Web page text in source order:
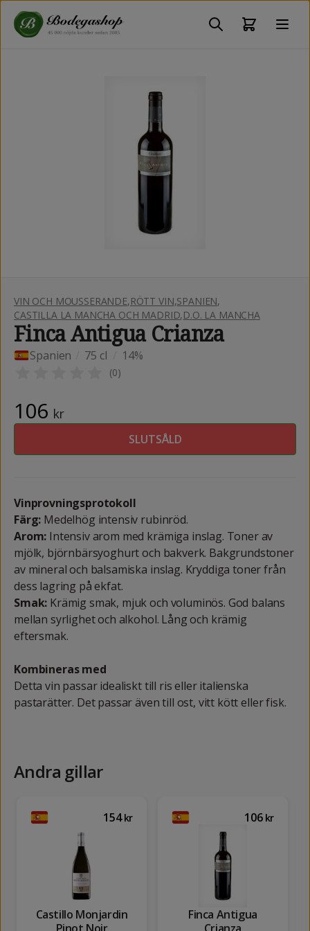
VIN OCH MOUSSERANDE,RÖTT VIN,SPANIEN,
CASTILLA LA MANCHA OCH MADRID,D.O. LA MANCHA
Finca Antigua Crianza
Spanien 75 cl 14%
(0)
106 kr
SLUTSÅLD
Vinprovningsprotokoll
Färg: Medelhög intensiv rubinröd.
Arom: Intensiv arom med krämiga inslag. Toner av
mjölk, björnbärsyoghurt och bakverk. Bakgrundstoner
av mineral och balsamiska inslag. Kryddiga toner från
dess lagring på ekfat.
Smak: Krämig smak, mjuk och voluminös. God balans
mellan syrlighet och alkohol. Lång och krämig
eftersmak.
Kombineras med
Detta vin passar idealiskt till ris eller italienska
pastarätter. Det passar även till ost, vitt kött eller fisk.
Andra gillar
154kr
Castillo Monjardin
106 kr
Finca Antigua